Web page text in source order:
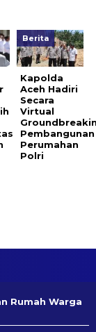
Berita
Kapolda
Aceh Hadiri
Secara
Virtual
Pembangunan
Perumahan
Polri
Rumah Warga